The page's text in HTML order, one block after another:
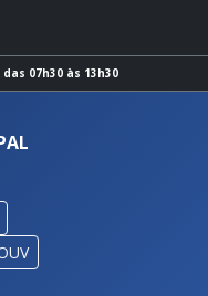
07h30 às 13h30